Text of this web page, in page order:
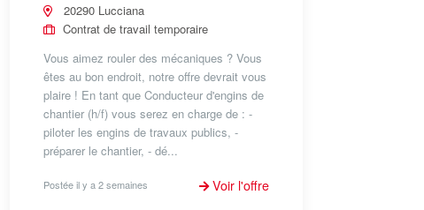
20290 Lucciana
Contrat de travail temporaire
Vous aimez rouler des mécaniques ? Vous
êtes au bon endroit, notre offre devrait vous
plaire ! En tant que Conducteur d'engins de
chantier (h/f) vous serez en charge de : -
piloter les engins de travaux publics, -
préparer le chantier, - dé...
Postée il y a 2 semaines Voir l'offre